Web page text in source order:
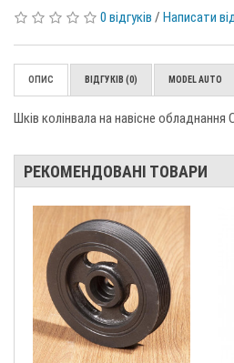
0 відгуків / Написати
ОПИС ВІДГУКІВ (0) MODEL AUTO
Шків колінвала на навісне
РЕКОМЕНДОВАНІ ТОВАРИ